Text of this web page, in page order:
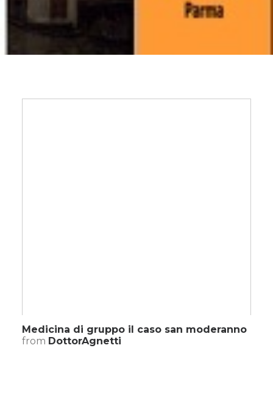
Medicina di gruppo il caso san moderanno
from DottorAgnetti